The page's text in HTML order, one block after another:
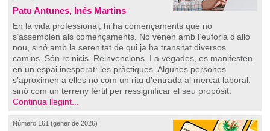
Patu Antunes, Inés Martins
En la vida professional, hi ha començaments que no
s’assemblen als començaments. No venen amb l’eufòria d’allò
nou, sinó amb la serenitat de qui ja ha transitat diversos
camins. Són reinicis. Reinvencions. I a vegades, es manifesten
en un espai inesperat: les pràctiques. Algunes persones
s’aproximen a elles no com un ritu d’entrada al mercat laboral,
sinó com un terreny fèrtil per ressignificar el seu propòsit.
Continua llegint...
Número 161 (gener de 2026)